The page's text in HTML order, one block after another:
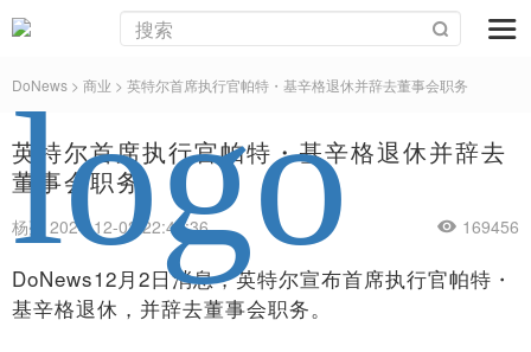
DoNews > 商业 > 英特尔首席执行官帕特・基辛格退休并辞去董事会职务
英特尔首席执行官帕特・基辛格退休并辞去
董事会职务
杨亮 2024-12-02 22:42:36 169456
DoNews12月2日消息，英特尔宣布首席执行官帕特・
基辛格退休，并辞去董事会职务。